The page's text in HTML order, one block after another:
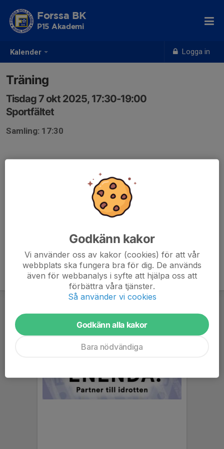
Kalender Logga in
Forssa BK
P15 Akademi
Träning
Tisdag 7 okt 2025, 17:30-19:00
Sportfältet
Samling: 17:30
Godkänn kakor
Vi använder oss av kakor (cookies) för att vår
webbplats ska fungera bra för dig. De används
även för webbanalys i syfte att hjälpa oss att
förbättra våra tjänster.
Så använder vi cookies
Godkänn alla kakor
Bara nödvändiga